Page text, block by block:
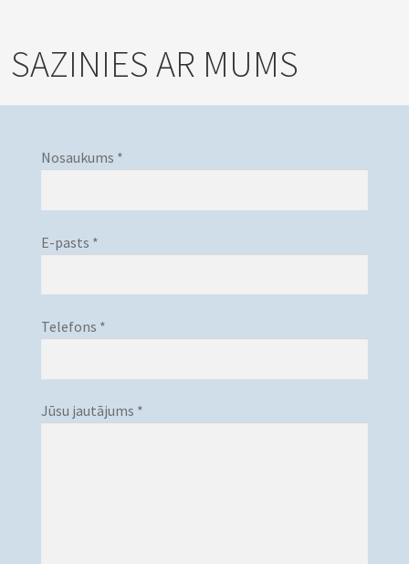
SAZINIES AR MUMS
Nosaukums *
E-pasts *
Telefons *
Jūsu jautājums *